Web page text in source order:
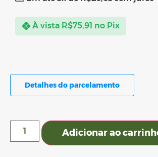
Categorias Cabelos,Linha profissional
Consulte o prazo estimado e valor da
Não sei meu CEP